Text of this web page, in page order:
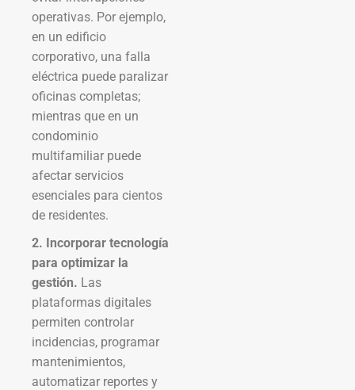
operativas. Por ejemplo,
en un edificio
corporativo, una falla
eléctrica puede paralizar
oficinas completas;
mientras que en un
condominio
multifamiliar puede
afectar servicios
esenciales para cientos
de residentes.
2. Incorporar tecnología
para optimizar la
gestión. Las
plataformas digitales
permiten controlar
incidencias, programar
mantenimientos,
automatizar reportes y